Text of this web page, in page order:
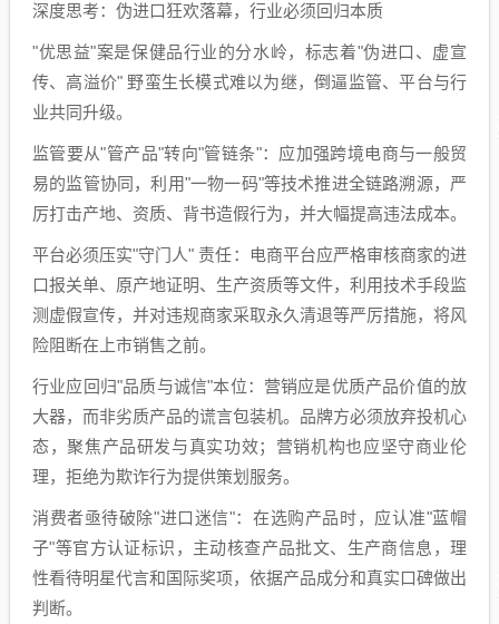
深度思考：伪进口狂欢落幕，行业必须回归本质
"优思益"案是保健品行业的分水岭，标志着"伪进口、虚宣
传、高溢价" 野蛮生长模式难以为继，倒逼监管、平台与行
业共同升级。
监管要从"管产品"转向"管链条"：应加强跨境电商与一般贸
易的监管协同，利用"一物一码"等技术推进全链路溯源，严
厉打击产地、资质、背书造假行为，并大幅提高违法成本。
平台必须压实"守门人" 责任：电商平台应严格审核商家的进
口报关单、原产地证明、生产资质等文件，利用技术手段监
测虚假宣传，并对违规商家采取永久清退等严厉措施，将风
险阻断在上市销售之前。
行业应回归"品质与诚信"本位：营销应是优质产品价值的放
大器，而非劣质产品的谎言包装机。品牌方必须放弃投机心
态，聚焦产品研发与真实功效；营销机构也应坚守商业伦
理，拒绝为欺诈行为提供策划服务。
消费者亟待破除"进口迷信"：在选购产品时，应认准"蓝帽
子"等官方认证标识，主动核查产品批文、生产商信息，理
性看待明星代言和国际奖项，依据产品成分和真实口碑做出
判断。